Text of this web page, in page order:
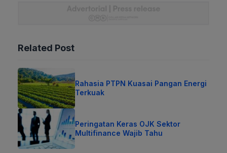
Related Post
Rahasia PTPN Kuasai Pangan Energi
Terkuak
Peringatan Keras OJK Sektor
Multifinance Wajib Tahu